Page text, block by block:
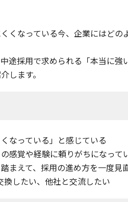
くなっている今、企業にはどの
途採用で求められる「本当に強
します。
なっている」と感じている
感覚や経験に頼りがちになって
まえて、採用の進め方を一度見
換したい、他社と交流したい